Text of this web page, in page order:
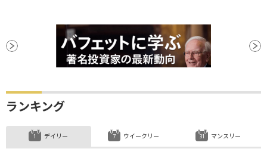
ランキング
デイリー ウイークリー マンスリー